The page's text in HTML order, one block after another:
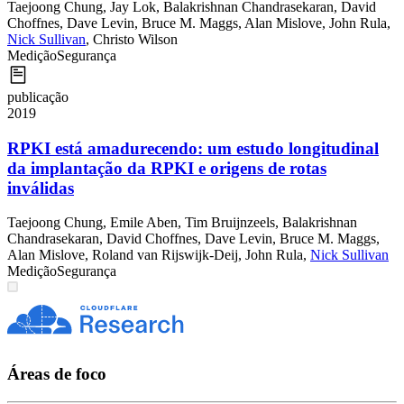
Taejoong Chung, Jay Lok, Balakrishnan Chandrasekaran, David
Choffnes, Dave Levin, Bruce M. Maggs, Alan Mislove, John Rula,
Nick Sullivan, Christo Wilson
MediçãoSegurança
publicação
2019
RPKI está amadurecendo: um estudo longitudinal
da implantação da RPKI e origens de rotas
inválidas
Taejoong Chung, Emile Aben, Tim Bruijnzeels, Balakrishnan
Chandrasekaran, David Choffnes, Dave Levin, Bruce M. Maggs,
Alan Mislove, Roland van Rijswijk-Deij, John Rula, Nick Sullivan
MediçãoSegurança
Áreas de foco